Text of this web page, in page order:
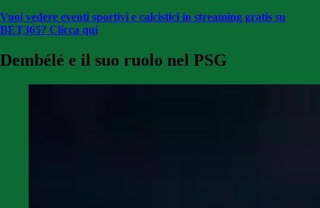
Vuoi vedere eventi sportivi e calcistici in streaming gratis su
BET365? Clicca qui
Dembélé e il suo ruolo nel PSG